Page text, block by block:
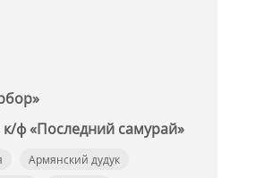
ф «Последний самурай»
Армянский дудук